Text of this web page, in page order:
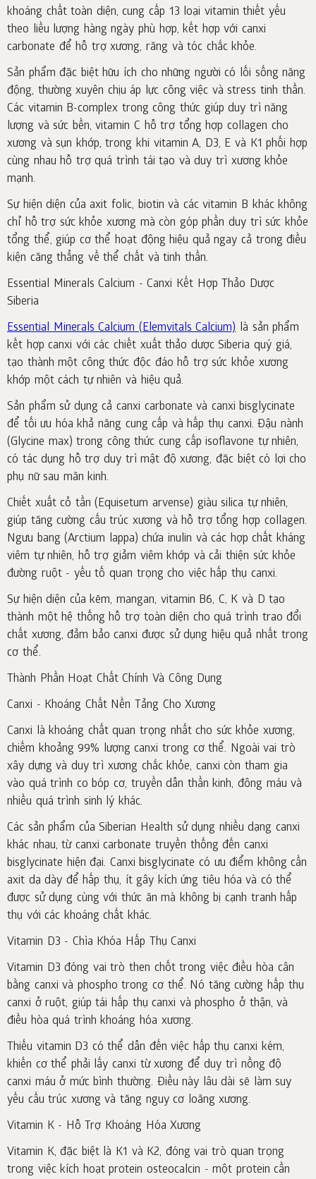
khoáng chất toàn diện, cung cấp 13 loại vitamin thiết yếu
theo liều lượng hàng ngày phù hợp, kết hợp với canxi
carbonate để hỗ trợ xương, răng và tóc chắc khỏe.
Sản phẩm đặc biệt hữu ích cho những người có lối sống năng
động, thường xuyên chịu áp lực công việc và stress tinh thần.
Các vitamin B-complex trong công thức giúp duy trì năng
lượng và sức bền, vitamin C hỗ trợ tổng hợp collagen cho
xương và sụn khớp, trong khi vitamin A, D3, E và K1 phối hợp
cùng nhau hỗ trợ quá trình tái tạo và duy trì xương khỏe
mạnh.
Sự hiện diện của axit folic, biotin và các vitamin B khác không
chỉ hỗ trợ sức khỏe xương mà còn góp phần duy trì sức khỏe
tổng thể, giúp cơ thể hoạt động hiệu quả ngay cả trong điều
kiện căng thẳng về thể chất và tinh thần.
Essential Minerals Calcium - Canxi Kết Hợp Thảo Dược
Siberia
Essential Minerals Calcium (Elemvitals Calcium)là sản phẩm
kết hợp canxi với các chiết xuất thảo dược Siberia quý giá,
tạo thành một công thức độc đáo hỗ trợ sức khỏe xương
khớp một cách tự nhiên và hiệu quả.
Sản phẩm sử dụng cả canxi carbonate và canxi bisglycinate
để tối ưu hóa khả năng cung cấp và hấp thụ canxi. Đậu nành
(Glycine max) trong công thức cung cấp isoflavone tự nhiên,
có tác dụng hỗ trợ duy trì mật độ xương, đặc biệt có lợi cho
phụ nữ sau mãn kinh.
Chiết xuất cỏ tần (Equisetum arvense) giàu silica tự nhiên,
giúp tăng cường cấu trúc xương và hỗ trợ tổng hợp collagen.
Ngưu bang (Arctium lappa) chứa inulin và các hợp chất kháng
viêm tự nhiên, hỗ trợ giảm viêm khớp và cải thiện sức khỏe
đường ruột - yếu tố quan trọng cho việc hấp thụ canxi.
Sự hiện diện của kẽm, mangan, vitamin B6, C, K và D tạo
thành một hệ thống hỗ trợ toàn diện cho quá trình trao đổi
chất xương, đảm bảo canxi được sử dụng hiệu quả nhất trong
cơ thể.
Thành Phần Hoạt Chất Chính Và Công Dụng
Canxi - Khoáng Chất Nền Tảng Cho Xương
Canxi là khoáng chất quan trọng nhất cho sức khỏe xương,
chiếm khoảng 99% lượng canxi trong cơ thể. Ngoài vai trò
xây dựng và duy trì xương chắc khỏe, canxi còn tham gia
vào quá trình co bóp cơ, truyền dẫn thần kinh, đông máu và
nhiều quá trình sinh lý khác.
Các sản phẩm của Siberian Health sử dụng nhiều dạng canxi
khác nhau, từ canxi carbonate truyền thống đến canxi
bisglycinate hiện đại. Canxi bisglycinate có ưu điểm không cần
axit dạ dày để hấp thụ, ít gây kích ứng tiêu hóa và có thể
được sử dụng cùng với thức ăn mà không bị cạnh tranh hấp
thụ với các khoáng chất khác.
Vitamin D3 - Chìa Khóa Hấp Thụ Canxi
Vitamin D3 đóng vai trò then chốt trong việc điều hòa cân
bằng canxi và phospho trong cơ thể. Nó tăng cường hấp thụ
canxi ở ruột, giúp tái hấp thụ canxi và phospho ở thận, và
điều hòa quá trình khoáng hóa xương.
Thiếu vitamin D3 có thể dẫn đến việc hấp thụ canxi kém,
khiến cơ thể phải lấy canxi từ xương để duy trì nồng độ
canxi máu ở mức bình thường. Điều này lâu dài sẽ làm suy
yếu cấu trúc xương và tăng nguy cơ loãng xương.
Vitamin K - Hỗ Trợ Khoáng Hóa Xương
Vitamin K, đặc biệt là K1 và K2, đóng vai trò quan trọng
trong việc kích hoạt protein osteocalcin - một protein cần